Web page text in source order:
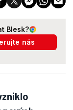
Blesk?
nás